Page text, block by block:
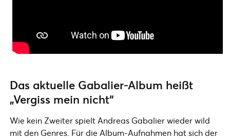
Das aktuelle Gabalier-Album heißt
„Vergiss mein nicht“
Wie kein Zweiter spielt Andreas Gabalier wieder wild
mit den Genres. Für die Album-Aufnahmen hat sich der